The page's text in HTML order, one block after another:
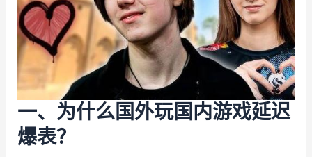
一、为什么国外玩国内游戏延迟
爆表？